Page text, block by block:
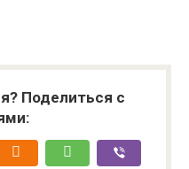
Поделиться с